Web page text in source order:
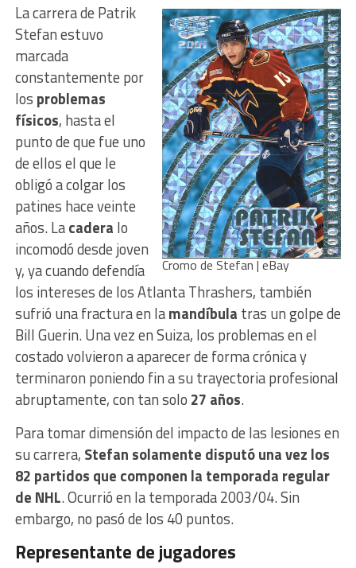
Cromo de Stefan | eBay
La carrera de Patrik
Stefan estuvo
marcada
constantemente por
los problemas
físicos, hasta el
punto de que fue uno
de ellos el que le
obligó a colgar los
patines hace veinte
años. Lacadera lo
incomodó desde joven
y, ya cuando defendía
los intereses de los Atlanta Thrashers, también
sufrió una fractura en lamandíbula tras un golpe de
Bill Guerin. Una vez en Suiza, los problemas en el
costado volvieron a aparecer de forma crónica y
terminaron poniendo fin a su trayectoria profesional
abruptamente, con tan solo 27 años.
Para tomar dimensión del impacto de las lesiones en
su carrera, Stefan solamente disputó una vez los
82 partidos que componen la temporada regular
de NHL. Ocurrió en la temporada 2003/04. Sin
embargo, no pasó de los 40 puntos.
Representante de jugadores